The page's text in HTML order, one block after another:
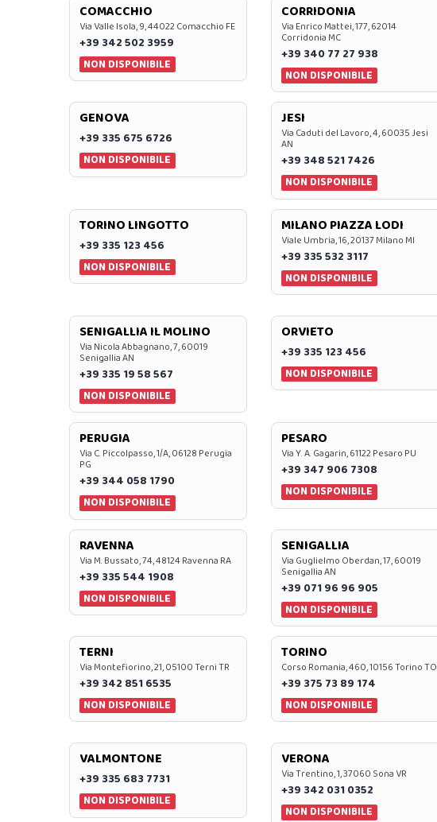
COMACCHIO
Via Valle Isola, 9, 44022 Comacchio FE
+39 342 502 3959
NON DISPONIBILE
CORRIDONIA
Via Enrico Mattei, 177, 62014
Corridonia MC
+39 340 77 27 938
NON DISPONIBILE
GENOVA
+39 335 675 6726
NON DISPONIBILE
JESI
Via Caduti del Lavoro, 4, 60035 Jesi
AN
+39 348 521 7426
NON DISPONIBILE
TORINO LINGOTTO
+39 335 123 456
NON DISPONIBILE
MILANO PIAZZA LODI
Viale Umbria, 16, 20137 Milano MI
+39 335 532 3117
NON DISPONIBILE
SENIGALLIA IL MOLINO
Via Nicola Abbagnano, 7, 60019
Senigallia AN
+39 335 19 58 567
NON DISPONIBILE
ORVIETO
+39 335 123 456
NON DISPONIBILE
PERUGIA
Via C. Piccolpasso, 1/A, 06128 Perugia
PG
+39 344 058 1790
NON DISPONIBILE
PESARO
Via Y. A. Gagarin, 61122 Pesaro PU
+39 347 906 7308
NON DISPONIBILE
RAVENNA
Via M. Bussato, 74, 48124 Ravenna RA
+39 335 544 1908
NON DISPONIBILE
SENIGALLIA
Via Guglielmo Oberdan, 17, 60019
Senigallia AN
+39 071 96 96 905
NON DISPONIBILE
TERNI
Via Montefiorino, 21, 05100 Terni TR
+39 342 851 6535
NON DISPONIBILE
TORINO
Corso Romania, 460, 10156 Torino TO
+39 375 73 89 174
NON DISPONIBILE
VALMONTONE
+39 335 683 7731
NON DISPONIBILE
VERONA
Via Trentino, 1, 37060 Sona VR
+39 342 031 0352
NON DISPONIBILE